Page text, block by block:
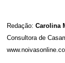
Redação:Carolina
Consultora de